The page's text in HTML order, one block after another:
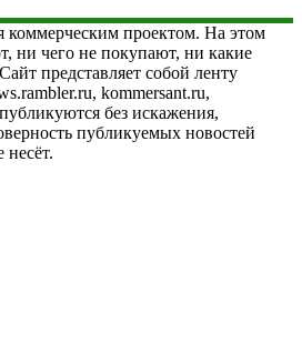
коммерческим проектом. На этом
ни чего не покупают, ни какие
представляет собой ленту
kommersant.ru,
без искажения,
публикуемых новостей